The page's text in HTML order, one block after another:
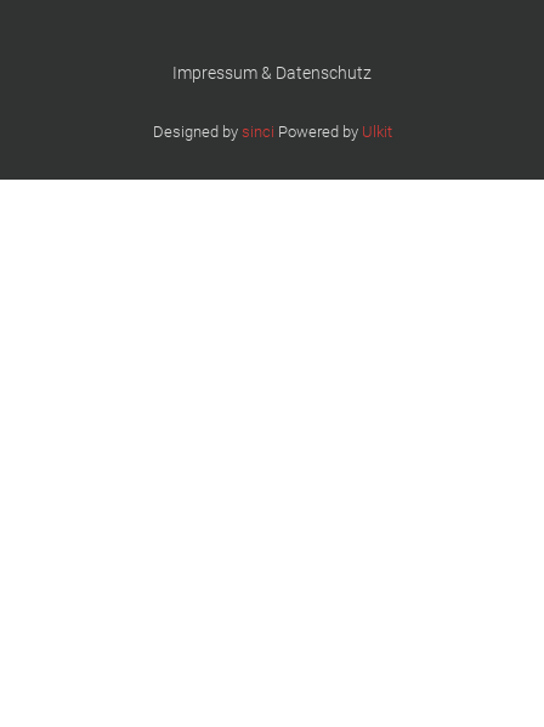
Impressum & Datenschutz
Designed by sinci Powered by Ulkit